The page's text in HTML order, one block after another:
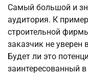
Самый большой и
аудитория. К
строительной
заказчик не уверен
Будет ли это
заинтересованный